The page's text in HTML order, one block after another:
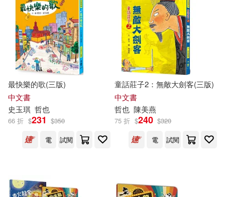
曾玉明(1) 松林哲也(1)
林 哲也(1) 林惠生(1)
林秀穗(1) 森哲也(1)
樽谷哲也(1) 水嶋いづみ(1)
洪在徹(1)
福建科學技術出版社(1)
笛藤(1) 翔泳社(1)
萬卷樓(1) 西東社(1)
語研學院(1)
財團法人國語日報社(1)
最快樂的歌(三版)
中文書
史玉琪 哲也
66 折 $231 $350
電
試閱
童話莊子2：無敵大劍客(三版)
中文書
哲也 陳美燕
75 折 $240 $320
電
試閱